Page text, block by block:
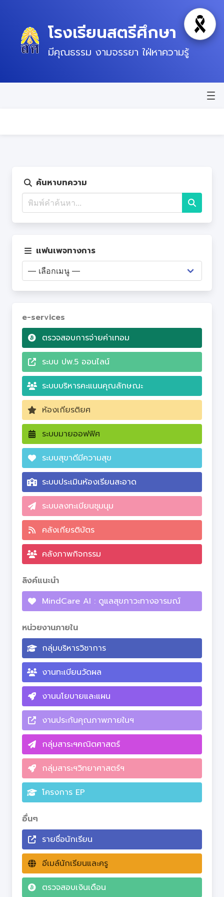
โรงเรียนสตรีศึกษา
มีคุณธรรม งามจรรยา ใฝ่หาความรู้
บุคลากร
แผนปฏิบัติการ
Q&A
ค้นหาบทความ
แฟนเพจทางการ
e-services
ตรวจสอบการจ่ายค่าเทอม
ระบบ ปพ.5 ออนไลน์
ระบบบริหารคะแนนคุณลักษณะ
ห้องเกียรติยศ
ระบบมายออฟฟิศ
ระบบสุขาดีมีความสุข
ระบบประเมินห้องเรียนสะอาด
ระบบลงทะเบียนชุมนุม
คลังเกียรติบัตร
คลังภาพกิจกรรม
ลิงค์แนะนำ
MindCare AI : ดูแลสุขภาวะทางอารมณ์
หน่วยงานภายใน
กลุ่มบริหารวิชาการ
งานทะเบียนวัดผล
งานนโยบายและแผน
งานประกันคุณภาพภายในฯ
กลุ่มสาระฯคณิตศาสตร์
กลุ่มสาระฯวิทยาศาสตร์ฯ
โครงการ EP
อื่นๆ
รายชื่อนักเรียน
อีเมล์นักเรียนและครู
ตรวจสอบเงินเดือน
โหมดไ